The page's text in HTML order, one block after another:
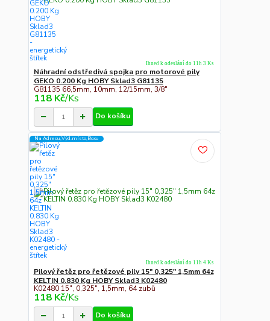
Náhradní odstředivá spojka pro motorové pily
GEKO 0.200 Kg HOBY Sklad3 G81135
G81135 66,5mm, 10mm, 12/15mm, 3/8"
118 Kč/Ks
Ihned k odeslání do 11h 3 Ks
Do košíku
Na Adresu,Výd.místo,Boxu
Pilový řetěz pro řetězové pily 15" 0,325" 1,5mm 64z
KELTIN 0.830 Kg HOBY Sklad3 K02480
K02480 15", 0,325", 1,5mm, 64 zubů
118 Kč/Ks
Ihned k odeslání do 11h 4 Ks
Do košíku